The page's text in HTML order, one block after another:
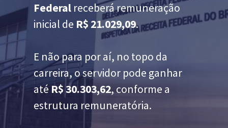
Federal receberá remuneração
inicial de R$ 21.029,09.
E não para por aí, no topo da
carreira, o servidor pode ganhar
até R$ 30.303,62, conforme a
estrutura remuneratória.